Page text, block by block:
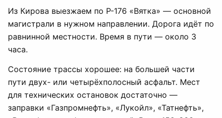
Из Кирова выезжаем по Р-176 «Вятка» — основной
магистрали в нужном направлении. Дорога идёт по
равнинной местности. Время в пути — около 3
часа.
Состояние трассы хорошее: на большей части
пути двух- или четырёхполосный асфальт. Мест
для технических остановок достаточно —
заправки «Газпромнефть», «Лукойл», «Татнефть»,